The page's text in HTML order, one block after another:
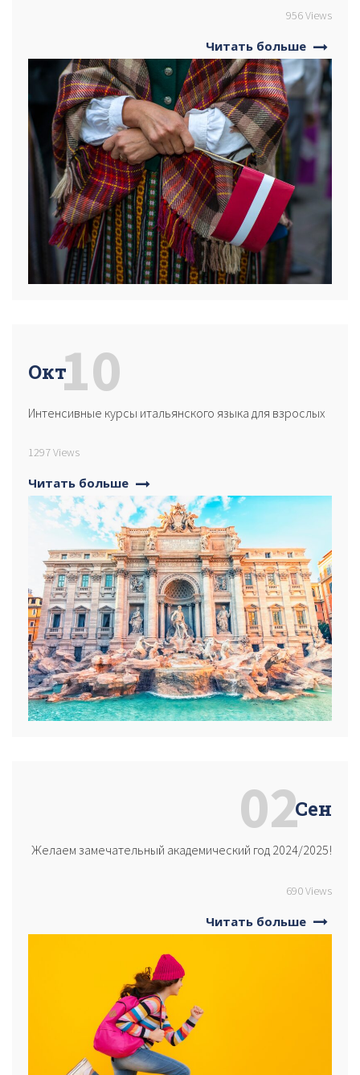
956 Views
Читать больше
Окт
Интенсивные курсы итальянского языка для взрослых
1297 Views
Читать больше
10
Сен
Желаем замечательный академический год 2024/2025!
690 Views
Читать больше
02